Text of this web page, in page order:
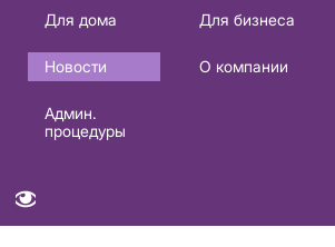
Основная
навигация
RU
Для дома Для бизнеса
Новости
О компании
Админ.
процедуры